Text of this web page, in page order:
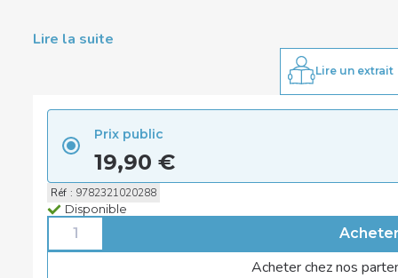
Lire la suite
Lire un extrait
Prix public
19,90 €
Réf : 9782321020288
Disponible
Acheter chez nos